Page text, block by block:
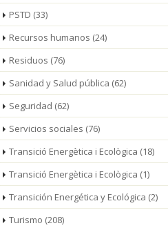
aplicación provisional
durante un período aproximado de 5
meses, hasta que finalicen los trabajos
[...]
PSTD (33)
Recursos humanos (24)
Residuos (76)
Sanidad y Salud pública (62)
Seguridad (62)
Servicios sociales (76)
Transició Energètica i Ecològica (18)
Transició Energètica i Ecològica (1)
Transición Energética y Ecológica (2)
Turismo (208)